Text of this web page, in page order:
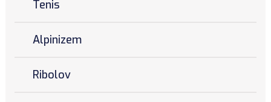
Tenis
Alpinizem
Ribolov